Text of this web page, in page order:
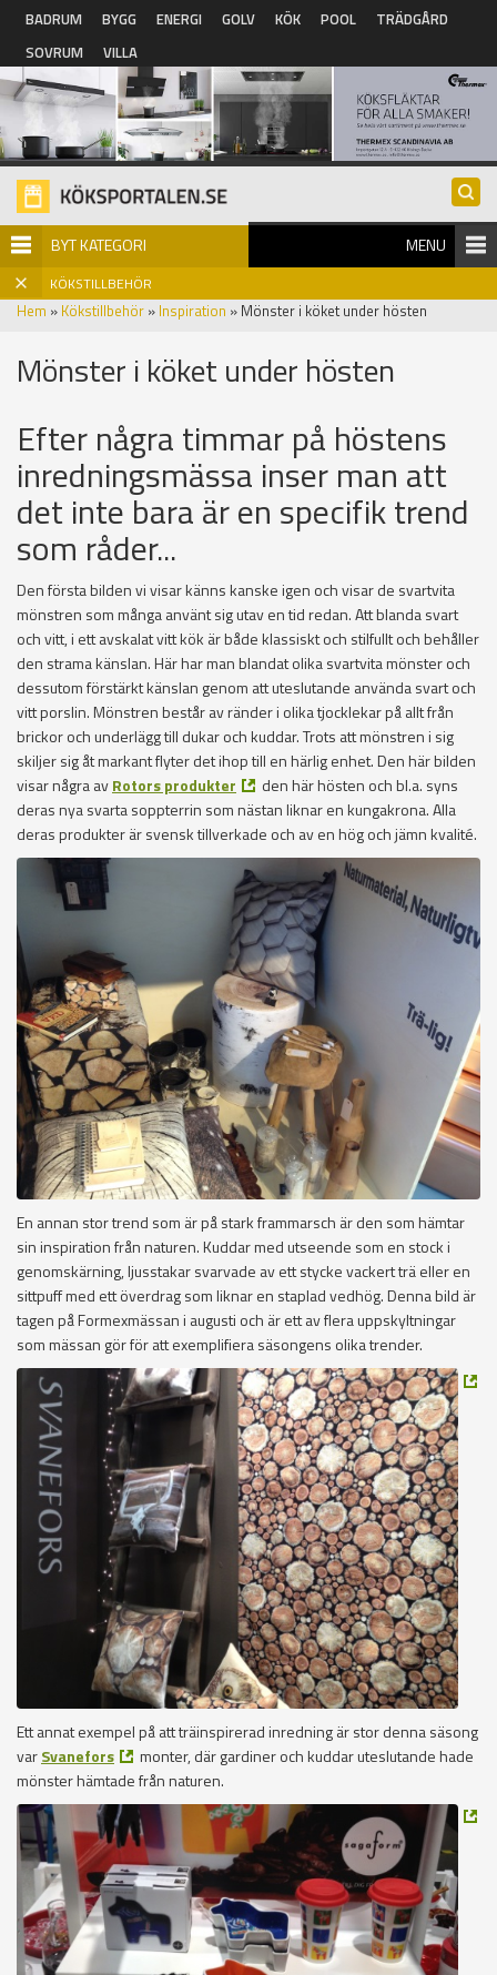
Hoppa till huvudinnehåll
BADRUM BYGG ENERGI GOLV KÖK POOL
TRÄDGÅRD
SOVRUM
VILLA
BYT KATEGORI MENU
KÖKSTILLBEHÖR
Hem » Kökstillbehör » Inspiration » Mönster i köket under hösten
Mönster i köket under hösten
Efter några timmar på höstens
inredningsmässa inser man att
det inte bara är en specifik trend
som råder...
Den första bilden vi visar känns kanske igen och visar de svartvita
mönstren som många använt sig utav en tid redan. Att blanda svart
och vitt, i ett avskalat vitt kök är både klassiskt och stilfullt och behåller
den strama känslan. Här har man blandat olika svartvita mönster och
dessutom förstärkt känslan genom att uteslutande använda svart och
vitt porslin. Mönstren består av ränder i olika tjocklekar på allt från
brickor och underlägg till dukar och kuddar. Trots att mönstren i sig
skiljer sig åt markant flyter det ihop till en härlig enhet. Den här bilden
visar några avRotors produkter
den här hösten och bl.a. syns
deras nya svarta soppterrin som nästan liknar en kungakrona. Alla
deras produkter är svensk tillverkade och av en hög och jämn kvalité.
En annan stor trend som är på stark frammarsch är den som hämtar
sin inspiration från naturen. Kuddar med utseende som en stock i
genomskärning, ljusstakar svarvade av ett stycke vackert trä eller en
sittpuff med ett överdrag som liknar en staplad vedhög. Denna bild är
tagen på Formexmässan i augusti och är ett av flera uppskyltningar
som mässan gör för att exemplifiera säsongens olika trender.
Ett annat exempel på att träinspirerad inredning är stor denna säsong
varSvanefors
monter, där gardiner och kuddar uteslutande hade
mönster hämtade från naturen.